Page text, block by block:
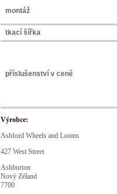
montáž
tkací šířka
příslušenství v ceně
Výrobce:
Ashford Wheels and Looms
427 West Street
Ashburton
Nový Zéland
7700